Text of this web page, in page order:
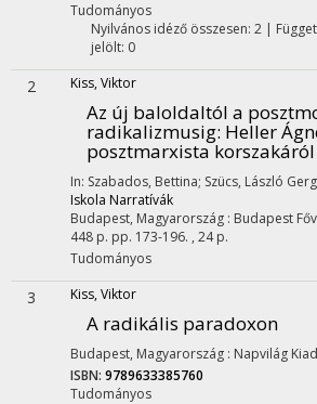
Tudományos
Nyilvános idéző összesen: 2|
jelölt: 0
2 Kiss, Viktor
Az új baloldaltól a
radikalizmusig: Heller
posztmarxista korszakáról
In: Szabados, Bettina; Szücs, László
Iskola Narratívák
Budapest, Magyarország : Budapest
448 p. pp. 173-196. , 24 p.
Tudományos
3 Kiss, Viktor
A radikális paradoxon
Budapest, Magyarország : Napvilág
ISBN: 9789633385760
Tudományos